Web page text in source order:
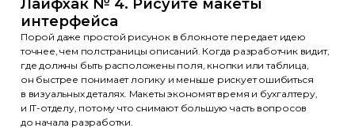
Лайфхак № 4. Рисуйте макеты
интерфейса
Порой даже простой рисунок в блокноте передает идею
точнее, чем полстраницы описаний. Когда разработчик видит,
где должны быть расположены поля, кнопки или таблица,
он быстрее понимает логику и меньше рискует ошибиться
в визуальных деталях. Макеты экономят время и бухгалтеру,
и IT-отделу, потому что снимают большую часть вопросов
до начала разработки.